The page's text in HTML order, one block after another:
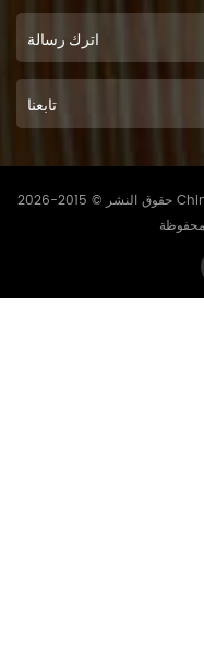
اترك رسالة
تابعنا
حقوق النشر © 2015-2026 China Everlasting Parts Co., Limited..كل الحقوق